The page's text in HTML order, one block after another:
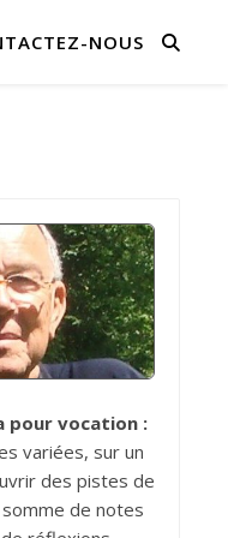
NOUS
pour vocation :
variées, sur un
des pistes de
de notes